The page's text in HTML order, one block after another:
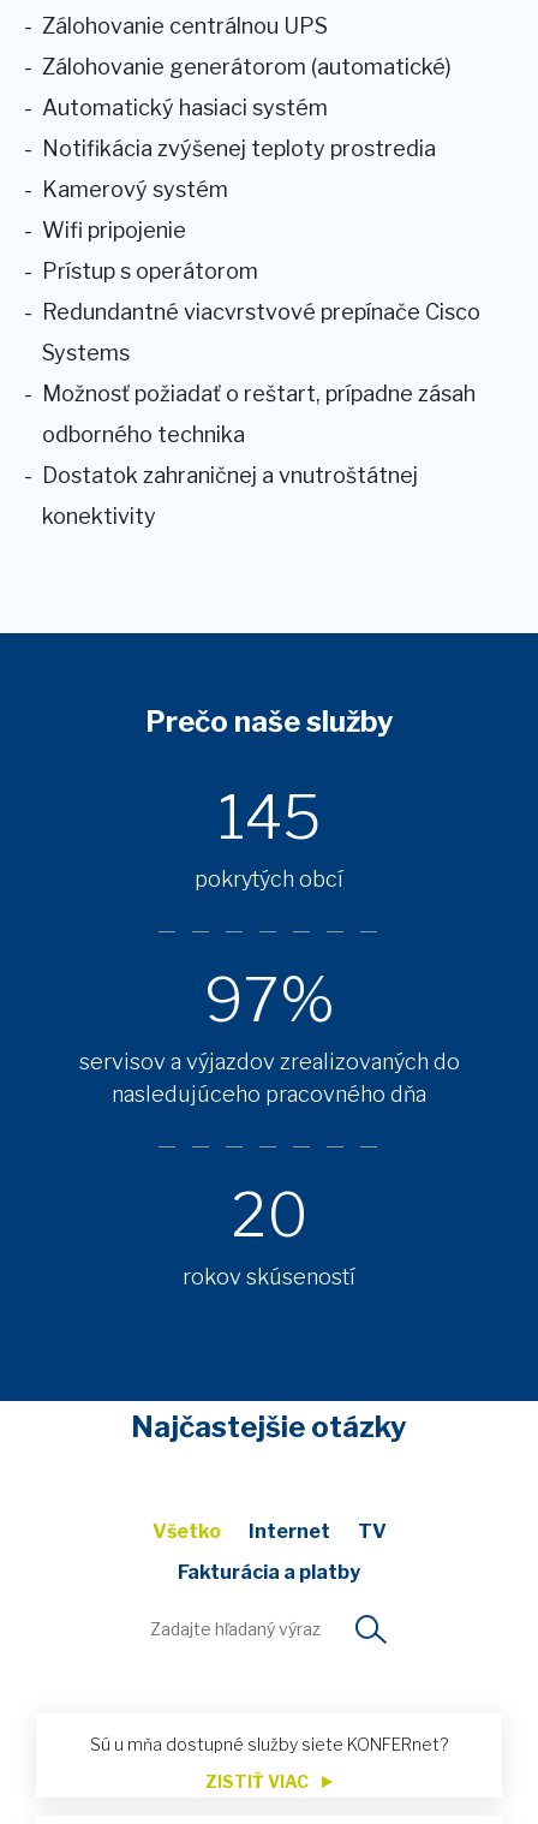
Zálohovanie centrálnou UPS
Zálohovanie generátorom (automatické)
Automatický hasiaci systém
Notifikácia zvýšenej teploty prostredia
Kamerový systém
Wifi pripojenie
Prístup s operátorom
Redundantné viacvrstvové prepínače Cisco
Systems
Možnosť požiadať o reštart, prípadne zásah
odborného technika
Dostatok zahraničnej a vnutroštátnej
konektivity
Prečo naše služby
145
pokrytých obcí
97%
servisov a výjazdov zrealizovaných do
nasledujúceho pracovného dňa
20
rokov skúseností
Najčastejšie otázky
Všetko Internet
TV
Fakturácia a platby
Sú u mňa dostupné služby siete KONFERnet?
ZISTIŤ VIAC